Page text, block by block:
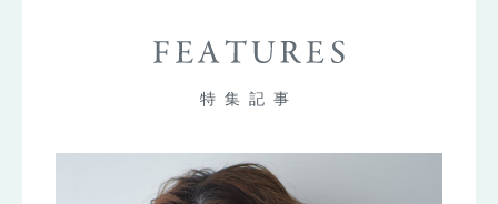
特集記事